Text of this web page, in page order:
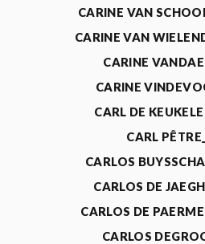
CARINE VAN
CARINE VAN
CARINE
CARINE
CARL DE
CARL
CARLOS
CARLOS DE
CARLOS DE
CARLOS